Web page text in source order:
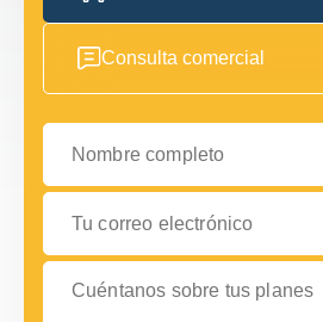
Consulta comercial
Nombre completo
Tu correo electrónico
Cuéntanos sobre tus planes